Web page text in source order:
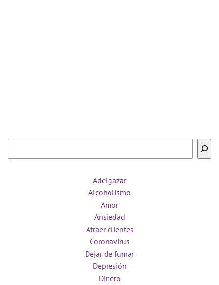
Adelgazar
Alcoholismo
Amor
Ansiedad
Atraer clientes
Coronavirus
Dejar de fumar
Depresión
Dinero